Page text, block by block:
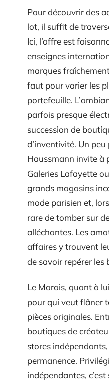
Pour découvrir des
lot, il suffit de
Ici, l’offre est
enseignes
marques
faut pour varier les
portefeuille.
parfois presque
succession de
d’inventivité. Un
Haussmann invite à
Galeries Lafayette
grands magasins
mode parisien et,
rare de tomber sur
alléchantes. Les
affaires y trouvent
de savoir repérer les
Le Marais, quant à
pour qui veut flâner
pièces originales.
boutiques de
stores
permanence.
indépendantes,